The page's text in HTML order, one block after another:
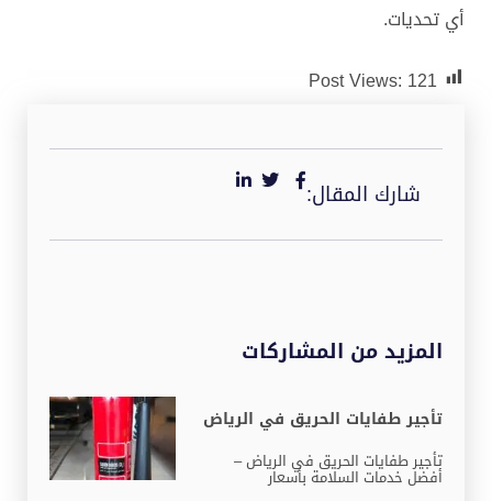
أي تحديات.
Post Views:121
شارك المقال:
المزيد من المشاركات
تأجير طفايات الحريق في الرياض
تأجير طفايات الحريق في الرياض –
أفضل خدمات السلامة بأسعار